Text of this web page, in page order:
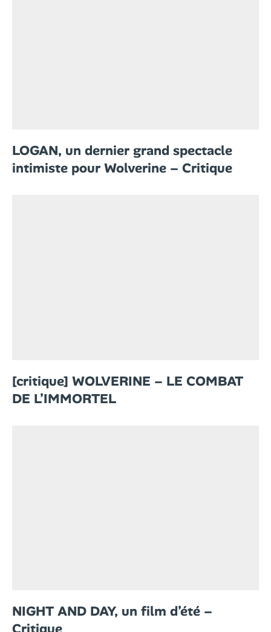
LOGAN, un dernier grand spectacle
intimiste pour Wolverine – Critique
[critique] WOLVERINE – LE COMBAT
DE L’IMMORTEL
NIGHT AND DAY, un film d’été –